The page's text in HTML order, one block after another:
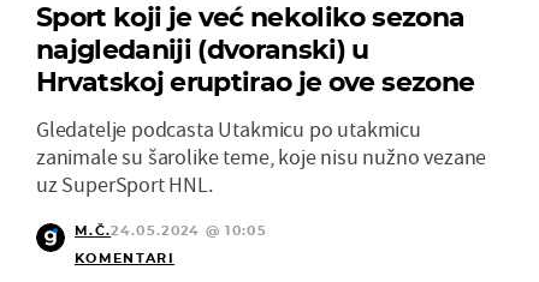
Sport koji je već nekoliko sezona
najgledaniji (dvoranski) u
Hrvatskoj eruptirao je ove sezone
Gledatelje podcasta Utakmicu po utakmicu
zanimale su šarolike teme, koje nisu nužno vezane
uz SuperSport HNL.
M.Č.24.05.2024 @ 10:05
KOMENTARI